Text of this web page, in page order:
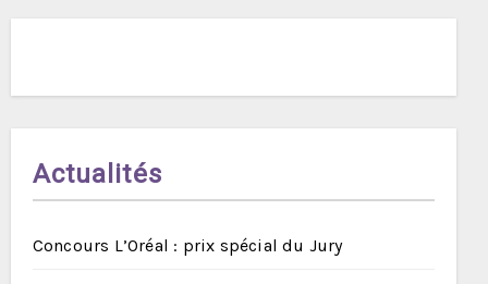
Actualités
Concours L’Oréal : prix spécial du Jury